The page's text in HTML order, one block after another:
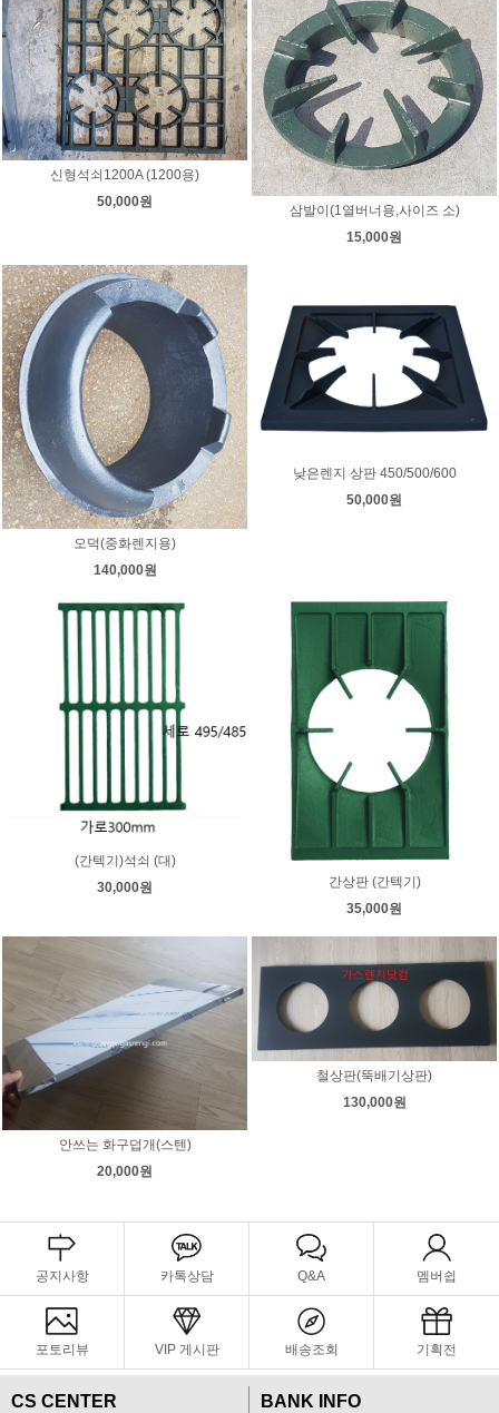
신형석쇠1200A (1200용)
50,000원
삼발이(1열버너용,사이즈 소)
15,000원
오덕(중화렌지용)
140,000원
낮은렌지 상판 450/500/600
50,000원
(간텍기)석쇠 (대)
30,000원
간상판 (간텍기)
35,000원
안쓰는 화구덥개(스텐)
20,000원
철상판(뚝배기상판)
130,000원
공지사항 카톡상담 Q&A 멤버쉽
포토리뷰 VIP 게시판 배송조회 기획전
CS CENTER BANK INFO